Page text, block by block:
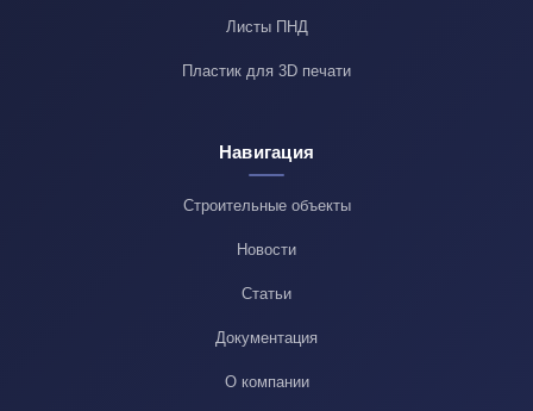
Листы ПНД
Пластик для 3D печати
Навигация
Строительные объекты
Новости
Статьи
Документация
О компании